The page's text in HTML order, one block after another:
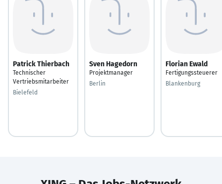
Patrick Thierbach
Technischer
Vertriebsmitarbeiter
Bielefeld
Sven Hagedorn
Projektmanager
Berlin
Florian Ewald
Fertigungssteuerer
Blankenburg